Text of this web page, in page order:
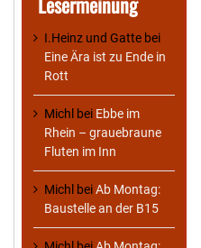
I.Heinz und Gatte bei
Eine Ära ist zu Ende in
Rott
Michl bei Ebbe im
Rhein – grauebraune
Fluten im Inn
Michl beiAb Montag:
Baustelle an der B15